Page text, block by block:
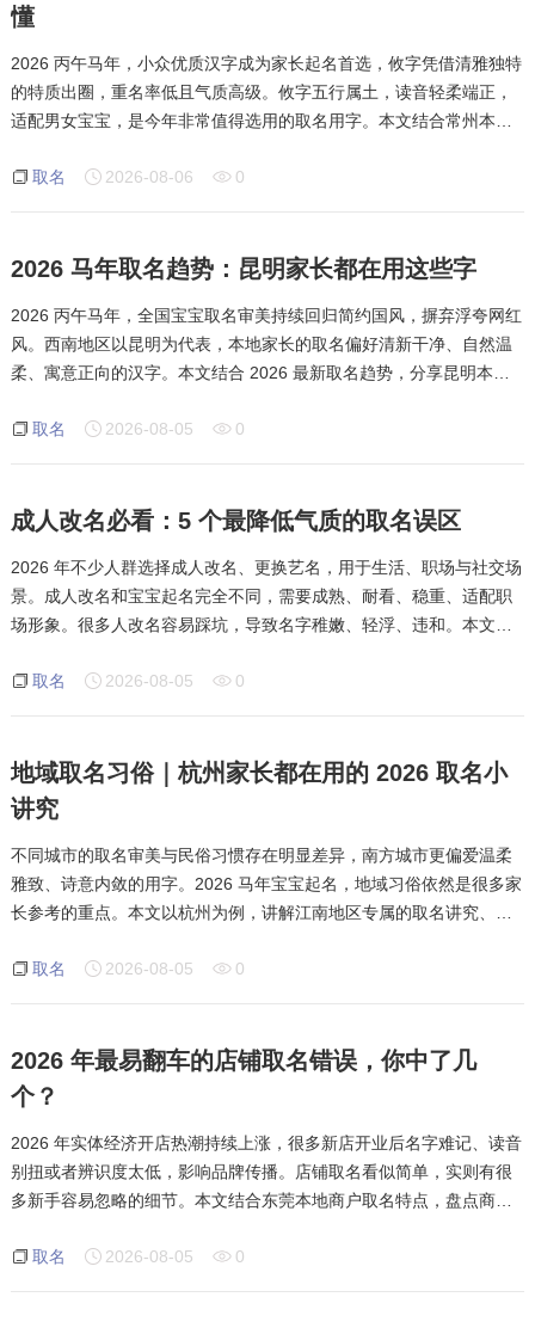
懂
2026 丙午马年，小众优质汉字成为家长起名首选，攸字凭借清雅独特
的特质出圈，重名率低且气质高级。攸字五行属土，读音轻柔端正，
适配男女宝宝，是今年非常值得选用的取名用字。本文结合常州本地
项。攸字本义为长远、悠然，也代表安
取名 2026-08-06 0
2026 马年取名趋势：昆明家长都在用这些字
2026 丙午马年，全国宝宝取名审美持续回归简约国风，摒弃浮夸网红
风。西南地区以昆明为代表，本地家长的取名偏好清新干净、自然温
柔、寓意正向的汉字。本文结合 2026 最新取名趋势，分享昆明本地
老旧爆款字，转而偏向自然意象
取名 2026-08-05 0
成人改名必看：5 个最降低气质的取名误区
2026 年不少人群选择成人改名、更换艺名，用于生活、职场与社交场
景。成人改名和宝宝起名完全不同，需要成熟、耐看、稳重、适配职
场形象。很多人改名容易踩坑，导致名字稚嫩、轻浮、违和。本文结
用网红甜系用字，大量柔化、幼
取名 2026-08-05 0
地域取名习俗｜杭州家长都在用的 2026 取名小
讲究
不同城市的取名审美与民俗习惯存在明显差异，南方城市更偏爱温柔
雅致、诗意内敛的用字。2026 马年宝宝起名，地域习俗依然是很多家
长参考的重点。本文以杭州为例，讲解江南地区专属的取名讲究、用
长起名偏爱诗意柔和、意境悠
取名 2026-08-05 0
2026 年最易翻车的店铺取名错误，你中了几
个？
2026 年实体经济开店热潮持续上涨，很多新店开业后名字难记、读音
别扭或者辨识度太低，影响品牌传播。店铺取名看似简单，实则有很
多新手容易忽略的细节。本文结合东莞本地商户取名特点，盘点商业
类高频错误是盲目堆砌高级字，很
取名 2026-08-05 0